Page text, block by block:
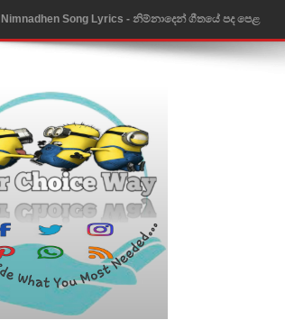
Nimnadhen Song Lyrics - නිම්නාදෙන් ගීතයේ පද පෙළ
Obamai Mage Adare Song Lyrics - ඔබමයි මගේ ආදරේ
Pansal Gihin Song Lyrics - පන්සල් ගිහිං ගීතයේ පද පෙළ
Ankeliya Song Lyrics - අංකෙළිය ගීතයේ පද පෙළ
DEAR GOD Song Lyrics - ඩියර් ගෝඩ් ගීතයේ පද පෙළ
MANAMALA KATHA Song Lyrics - මනමාල කතා ගීතයේ
Dai Dai Lyrics - Shakira, Burna Boy | 2026 football
Lassana Amma Song Lyrics - ලස්සන අම්මා ගීතයේ පද පෙළ
Gemak Deela Song Lyrics - ගේමක් දීලා ගීතයේ පද පෙළ